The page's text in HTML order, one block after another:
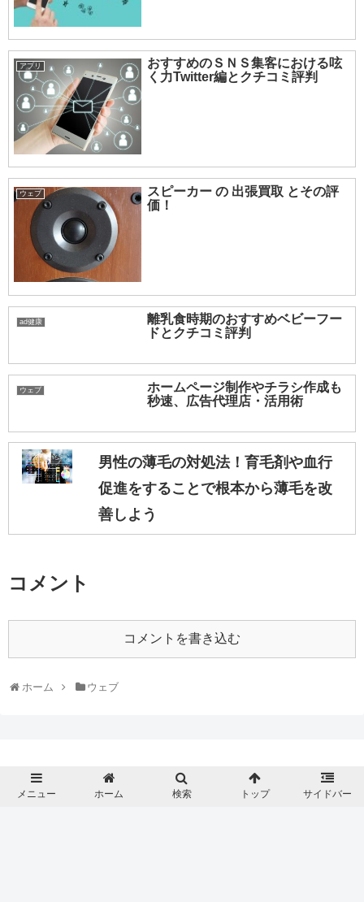
アプリ
おすすめのＳＮＳ集客における呟
く力Twitter編とクチコミ評判
ウェブ
スピーカー の 出張買取 とその評
価！
ad健康
離乳食時期のおすすめベビーフー
ドとクチコミ評判
ウェブ
ホームページ制作やチラシ作成も
秒速、広告代理店・活用術
男性の薄毛の対処法！育毛剤や血行
促進をすることで根本から薄毛を改
善しよう
コメント
コメントを書き込む
ホーム ウェブ
メニュー ホーム 検索 トップ サイドバー